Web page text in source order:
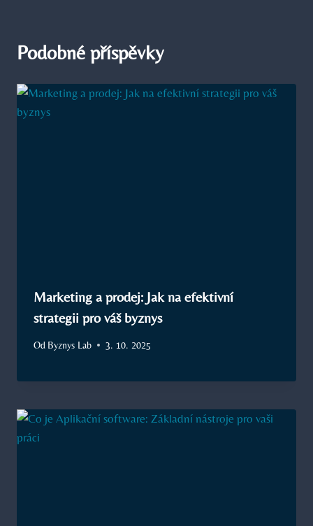
Podobné příspěvky
Marketing a prodej: Jak na efektivní
strategii pro váš byznys
Od Byznys Lab 3. 10. 2025